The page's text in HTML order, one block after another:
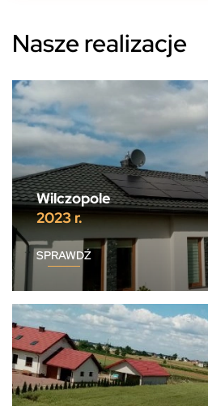
Nasze realizacje
Wilczopole
2023 r.
SPRAWDŹ